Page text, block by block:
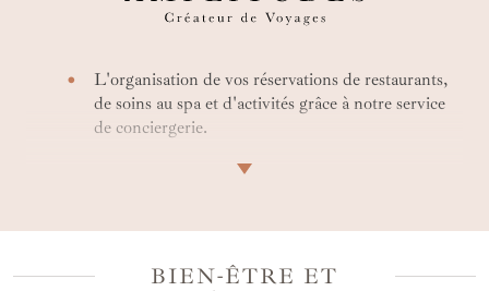
L'organisation de vos réservations de restaurants,
de soins au spa et d'activités grâce à notre service
de conciergerie.
La négociation d'avantages spéciaux avant votre
L’accès à des offres exclusives et des tarifs
BIEN-ÊTRE ET